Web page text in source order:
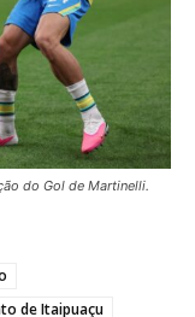
do Gol de Martinelli.
de Itaipuaçu